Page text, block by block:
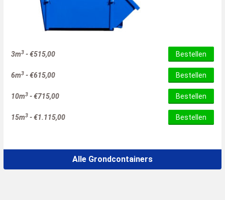
3m3 -€515,00 Bestellen
6m3 -€615,00 Bestellen
10m3 -€715,00 Bestellen
15m3 -€1.115,00 Bestellen
Alle Grondcontainers